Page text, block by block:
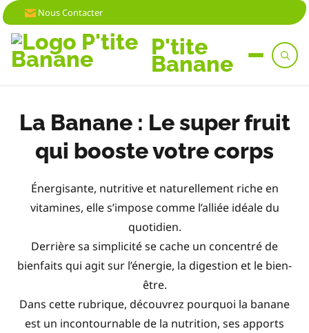
Nous Contacter
P'tite
Banane
La Banane : Le super fruit
qui booste votre corps
Énergisante, nutritive et naturellement riche en
vitamines, elle s’impose comme l’alliée idéale du
quotidien.
Derrière sa simplicité se cache un concentré de
bienfaits qui agit sur l’énergie, la digestion et le bien-
être.
Dans cette rubrique, découvrez pourquoi la banane
est un incontournable de la nutrition, ses apports